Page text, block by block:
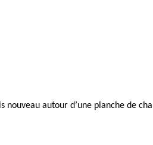
autour d’une planche de